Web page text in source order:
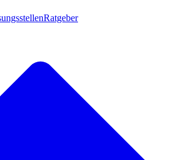
Ratgeber